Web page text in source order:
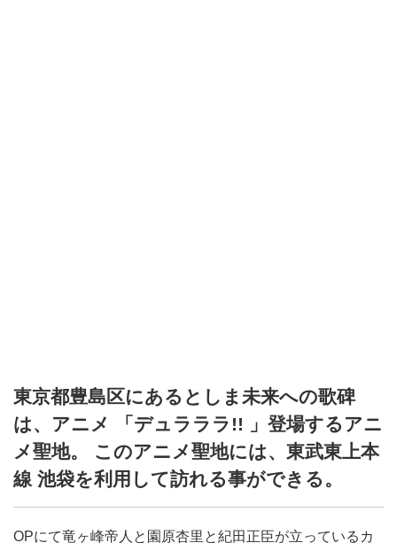
東京都豊島区にあるとしま未来への歌碑
は、アニメ 「デュラララ!! 」登場するアニ
メ聖地。 このアニメ聖地には、東武東上本
線 池袋を利用して訪れる事ができる。
OPにて竜ヶ峰帝人と園原杏里と紀田正臣が立っているカ